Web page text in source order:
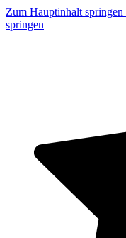
Zum Hauptinhalt springen
springen